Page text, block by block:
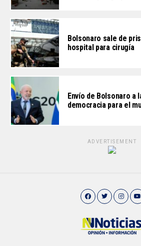
Bolsonaro sale de
hospital para cirugía
Envío de Bolsonaro a
democracia para el
ADVERTISEMENT